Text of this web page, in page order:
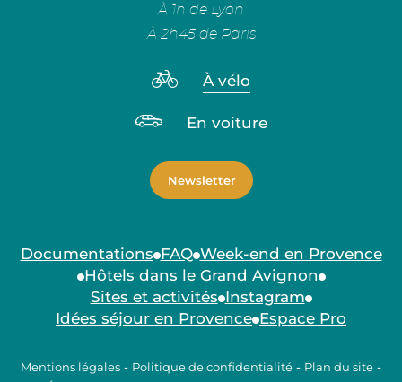
À 1h de Lyon
À 2h45 de Paris
À vélo
En voiture
Newsletter
Documentations FAQ Week-end en Provence
Hôtels dans le Grand Avignon
Sites et activités Instagram
Idées séjour en Provence Espace Pro
Mentions légales - Politique de confidentialité - Plan du site -